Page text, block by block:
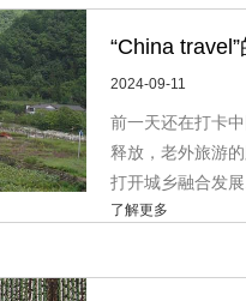
“China
2024-09-11
前一天还在打卡
释放，老外旅游
打开城乡融合发展
了解更多